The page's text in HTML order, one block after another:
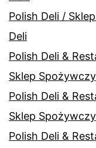
Polish Deli /
Deli
Polish Deli &
Sklep
Polish Deli &
Sklep
Polish Deli &